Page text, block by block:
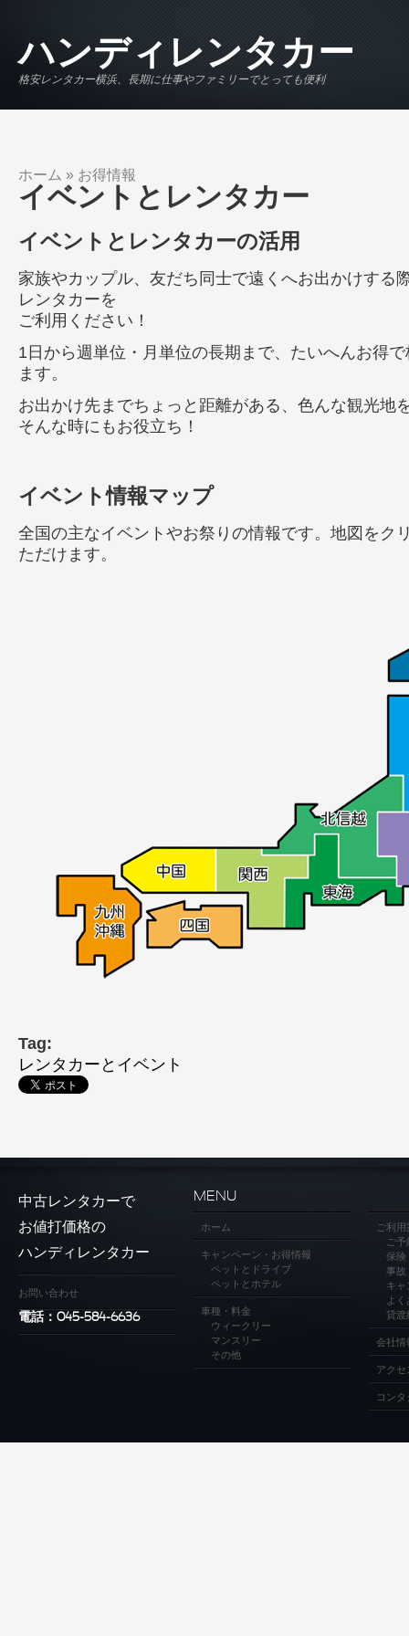
ハンディレンタカー
格安レンタカー横浜、長期に仕事やファミリーでとっても便利
現在地
ホーム » お得情報
イベントとレンタカー
イベントとレンタカーの活用
家族やカップル、友だち同士で遠くへお出かけする
レンタカーを
ご利用ください！
1日から週単位・月単位の長期まで、たいへんお得
ます。
お出かけ先までちょっと距離がある、色んな観光地
そんな時にもお役立ち！
イベント情報マップ
全国の主なイベントやお祭りの情報です。地図をク
ただけます。
Tag:
レンタカーとイベント
中古レンタカーで
お値打価格の
ハンディレンタカー
お問い合わせ
電話：045-584-6636
MENU
ホーム
キャンペーン・お得情報
ペットとドライブ
ペットとホテル
車種・料金
ウィークリー
マンスリー
その他
ご利
ご
保険
事故
キャ
よ
貸渡
会社情
アクセ
コンタ